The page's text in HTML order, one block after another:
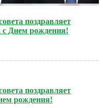
поздравляет
Днем рождения!
поздравляет
рождения!